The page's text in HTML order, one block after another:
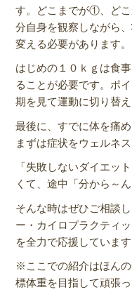
す。どこまでが①、ど
分自身を観察しながら
変える必要があります。
はじめの１０ｋｇは食
ることが必要です。ポ
期を見て運動に切り替え
最後に、すでに体を痛
まずは症状をウェルネ
「失敗しないダイエッ
くて、途中「分から～
そんな時はぜひご相談
ー・カイロプラクティ
を全力で応援しています
※ここでの紹介はほん
標体重を目指して頑張っ